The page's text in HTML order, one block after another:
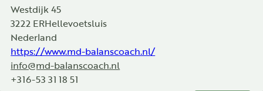
Westdijk 45
3222 ERHellevoetsluis
Nederland
https://www.md-balanscoach.nl/
info@md-balanscoach.nl
+316-53 31 18 51